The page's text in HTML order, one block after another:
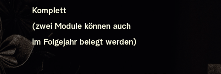
Komplett
(zwei Module können auch
im Folgejahr belegt werden)